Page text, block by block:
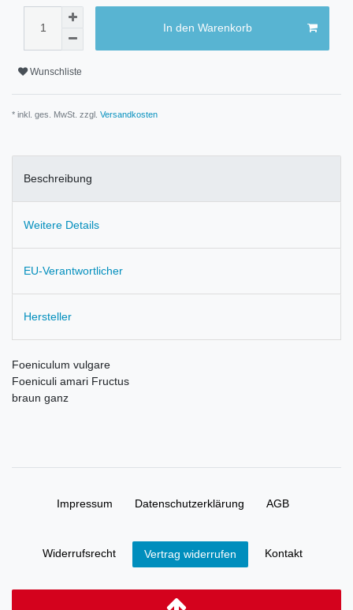
In den Warenkorb
Wunschliste
* inkl. ges. MwSt. zzgl. Versandkosten
Beschreibung
Weitere Details
EU-Verantwortlicher
Hersteller
Foeniculum vulgare
Foeniculi amari Fructus
braun ganz
Impressum Daten­schutz­erklärung AGB
Widerrufs­recht Vertrag widerrufen Kontakt